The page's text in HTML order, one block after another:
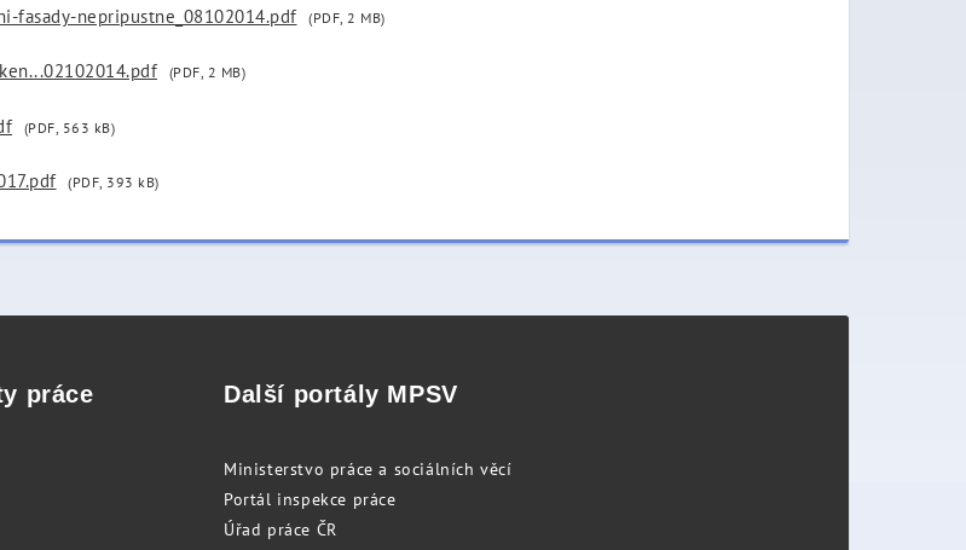
fasady-nepripustne_08102014.pdf (PDF, 2 MB)
(PDF, 2 MB)
(PDF, 563 kB)
(PDF, 393 kB)
práce Další portály MPSV
Ministerstvo práce a sociálních věcí
Portál inspekce práce
Úřad práce ČR